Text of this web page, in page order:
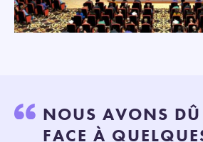
NOUS AVONS DÛ
FACE À